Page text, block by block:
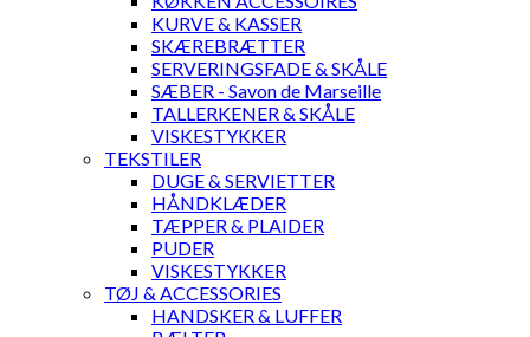
KURVE & KASSER
SKÆREBRÆTTER
SERVERINGSFADE & SKÅLE
SÆBER - Savon de Marseille
TALLERKENER & SKÅLE
VISKESTYKKER
TEKSTILER
DUGE & SERVIETTER
HÅNDKLÆDER
TÆPPER & PLAIDER
PUDER
VISKESTYKKER
TØJ & ACCESSORIES
HANDSKER & LUFFER